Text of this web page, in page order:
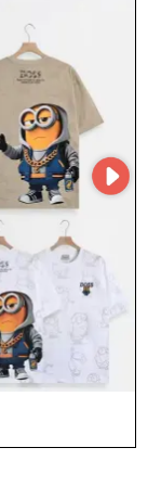
следовать
как
вниманию
с
выдающиеся
и
что помогает
ваше
и
принесет
отрасли.